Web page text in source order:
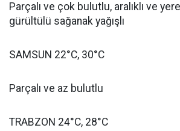
Parçalı ve çok bulutlu, aralıklı ve
gürültülü sağanak yağışlı
SAMSUN 22°C, 30°C
Parçalı ve az bulutlu
TRABZON 24°C, 28°C